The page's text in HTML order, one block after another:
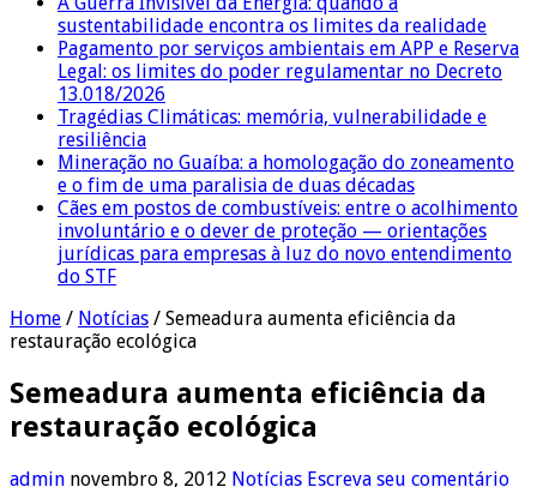
sustentabilidade encontra os limites da realidade
Pagamento por serviços ambientais em APP e Reserva
Legal: os limites do poder regulamentar no Decreto
13.018/2026
Tragédias Climáticas: memória, vulnerabilidade e
resiliência
Mineração no Guaíba: a homologação do zoneamento
e o fim de uma paralisia de duas décadas
Cães em postos de combustíveis: entre o acolhimento
involuntário e o dever de proteção — orientações
jurídicas para empresas à luz do novo entendimento
do STF
Home / Notícias / Semeadura aumenta eficiência da
restauração ecológica
Semeadura aumenta eficiência da
restauração ecológica
admin novembro 8, 2012 Notícias Escreva seu comentário